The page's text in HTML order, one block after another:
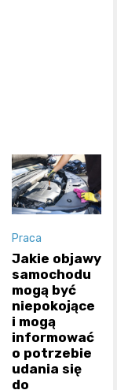
Praca
Jakie objawy
samochodu
mogą być
niepokojące
i mogą
informować
o potrzebie
udania się
do